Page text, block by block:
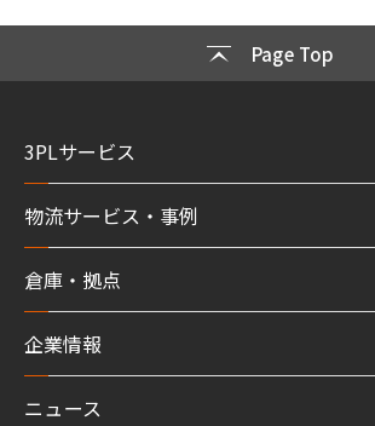
Page Top
3PLサービス
物流サービス・事例
倉庫・拠点
企業情報
ニュース